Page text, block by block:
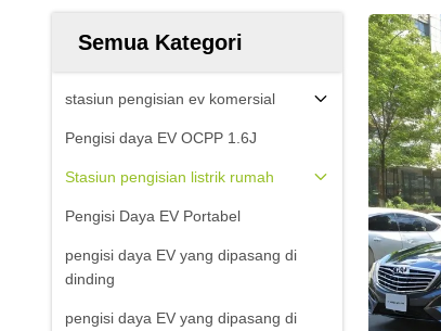
Semua Kategori
stasiun pengisian ev komersial
Pengisi daya EV OCPP 1.6J
Stasiun pengisian listrik rumah
Pengisi Daya EV Portabel
pengisi daya EV yang dipasang di
dinding
pengisi daya EV yang dipasang di